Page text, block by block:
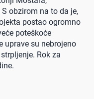
obzirom na to da je,
postao ogromno
poteškoće
uprave su nebrojeno
Rok za